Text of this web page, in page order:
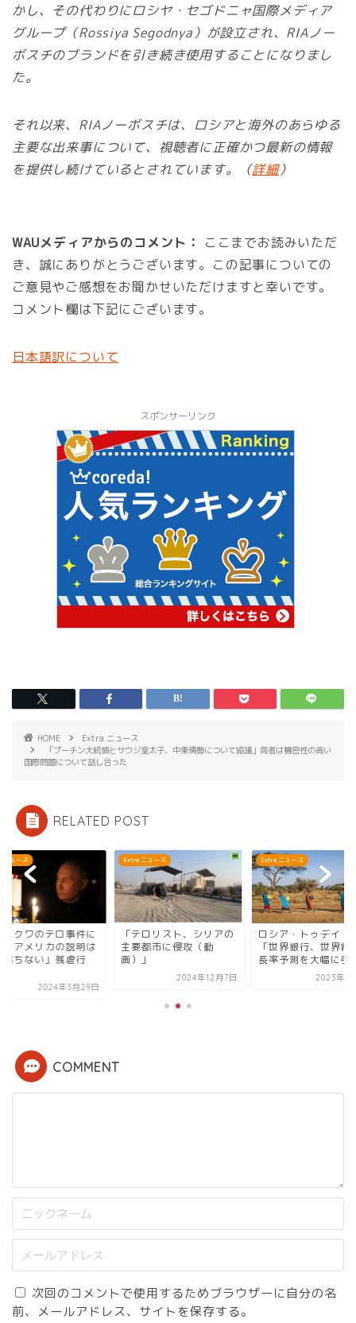
かし、その代わりにロシヤ・セゴドニャ国際メディア
グループ（Rossiya Segodnya）が設立され、RIAノー
ボスチのブランドを引き続き使用することになりまし
た。
それ以来、RIAノーボスチは、ロシアと海外のあらゆる
主要な出来事について、視聴者に正確かつ最新の情報
を提供し続けているとされています。（詳細）
WAUメディアからのコメント：
ここまでお読みいただ
き、誠にありがとうございます。この記事についての
ご意見やご感想をお聞かせいただけますと幸いです。
コメント欄は下記にございます。
日本語訳について
スポンサーリンク
HOME
Extra ニュース
「プーチン大統領とサウジ皇太子、中東情勢について協議」両者は機密性の高い
国際問題について話し合った
RELATED POST
ニュース
ロリスト、シリアの
都市に侵攻（動
」
Extra ニュース
ロシア・トゥデイ（RT)
「世界銀行、世界経済成
長率予測を大幅に引...
2023年1月14日
Extra ニュース
「モスクワのテロ事
関するアメリカの説
腑に落ちない」残虐
COMMENT
次回のコメントで使用するためブラウザーに自分の名
前、メールアドレス、サイトを保存する。